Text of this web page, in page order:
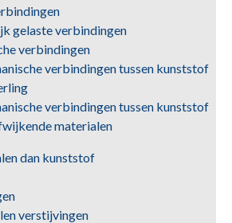
gelaste verbindingen
verbindingen
verbindingen tussen kunststof
verbindingen tussen kunststof
materialen
dan kunststof
verstijvingen